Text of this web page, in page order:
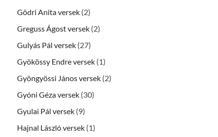
Gödri Anita versek (2)
Greguss Ágost versek (2)
Gulyás Pál versek (27)
Gyökössy Endre versek (1)
Gyöngyössi János versek (2)
Gyóni Géza versek (30)
Gyulai Pál versek (9)
Hajnal László versek (1)